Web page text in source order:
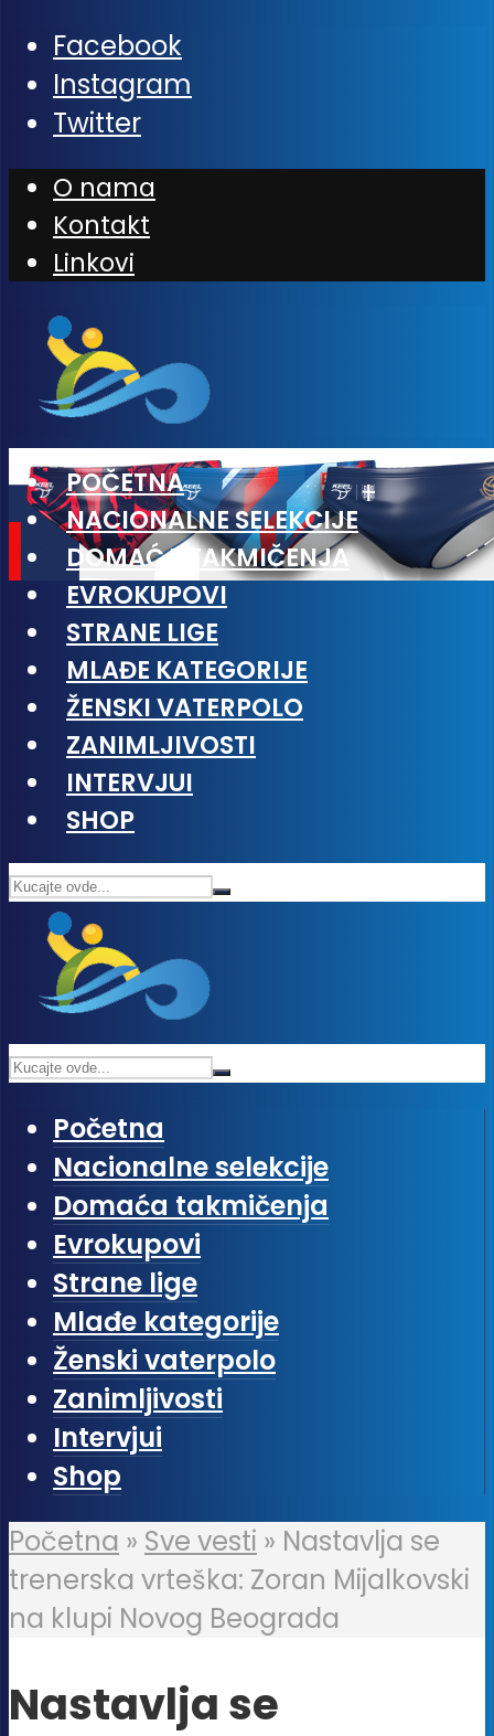
Facebook
Instagram
Twitter
O nama
Kontakt
Linkovi
POČETNA
NACIONALNE SELEKCIJE
DOMAĆA TAKMIČENJA
EVROKUPOVI
STRANE LIGE
MLAĐE KATEGORIJE
ŽENSKI VATERPOLO
ZANIMLJIVOSTI
INTERVJUI
SHOP
Početna
Nacionalne selekcije
Domaća takmičenja
Evrokupovi
Strane lige
Mlađe kategorije
Ženski vaterpolo
Zanimljivosti
Intervjui
Shop
Početna » Sve vesti » Nastavlja se
trenerska vrteška: Zoran Mijalkovski
na klupi Novog Beograda
Nastavlja se